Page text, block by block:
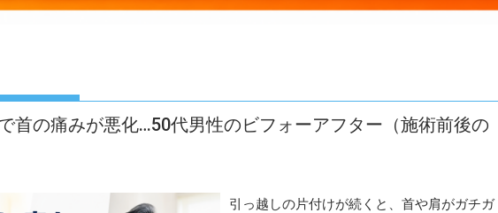
首の痛みが悪化…50代男性のビフォーアフター（施術前後の
引っ越しの片付けが続くと、首や肩がガチガ